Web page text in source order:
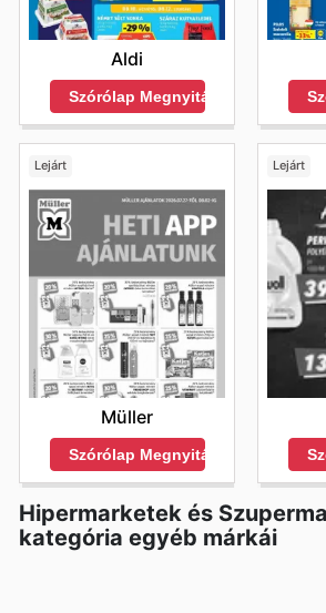
Aldi
Szórólap Megnyitása
Lejárt
Müller
Szórólap Megnyitása
Lejárt
Hipermarketek és
kategória egyéb márkái